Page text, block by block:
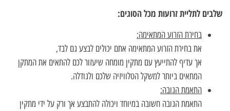
שלבים לתליית זרועות מכל הסוגים:
בחירת הזרוע המתאימה:
את בחירת הזרוע המתאימה אתם יכולים לבצע גם לבד,
אך עדיף להתייעץ עם מתקין מומחה שיעזור לכם להתאים את המתקן
המתאים ביותר למשקל הטלוויזיה שלכם ולגודלה.
התאמת הגובה:
התאמת הגובה חשובה במיוחד ויכולה להתבצע אך ורק על ידי מתקין